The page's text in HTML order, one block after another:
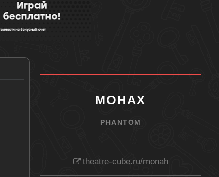
МОНАХ
PHANTOM
theatre-cube.ru/monah